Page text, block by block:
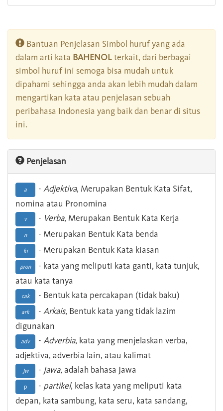
Bantuan Penjelasan Simbol huruf yang ada
dalam arti kata BAHENOLterkait, dari berbagai
simbol huruf ini semoga bisa mudah untuk
dipahami sehingga anda akan lebih mudah dalam
mengartikan kata atau penjelasan sebuah
peribahasa Indonesia yang baik dan benar di situs
ini.
Penjelasan
a - Adjektiva, Merupakan Bentuk Kata Sifat,
nomina atau Pronomina
v - Verba, Merupakan Bentuk Kata Kerja
n - Merupakan Bentuk Kata benda
ki - Merupakan Bentuk Kata kiasan
pron
- kata yang meliputi kata ganti, kata tunjuk,
atau kata tanya
cak - Bentuk kata percakapan (tidak baku)
ark - Arkais, Bentuk kata yang tidak lazim
digunakan
adv - Adverbia, kata yang menjelaskan verba,
adjektiva, adverbia lain, atau kalimat
Jw - Jawa, adalah bahasa Jawa
p - partikel, kelas kata yang meliputi kata
depan, kata sambung, kata seru, kata sandang,